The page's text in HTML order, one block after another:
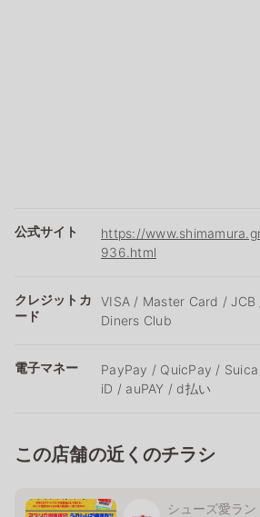
公式サイト
https://
936.html
クレジットカ
ード
VISA / Master Card /
Diners Club
電子マネー
PayPay / QuicPay /
iD / auPAY / d払い
この店舗の近くのチラシ
シューズ愛ラン